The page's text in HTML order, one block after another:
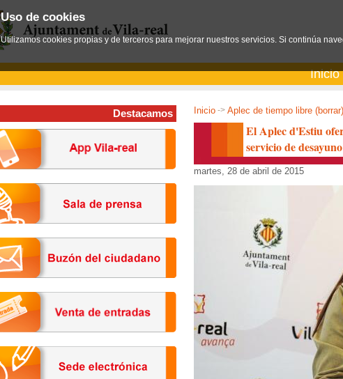
Inicio
Inicio -> Aplec de tiempo libre (borrar)
El Aplec d'Estiu
servicio de desayuno
martes, 28 de abril de 2015
Destacamos
Uso de cookies
Utilizamos cookies propias y de terceros para mejorar nuestros servicios. Si continúa